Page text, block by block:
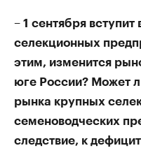
– 1 сентября
селекционных
этим, изменится
юге России? Может
рынка крупных
семеноводческих
следствие, к